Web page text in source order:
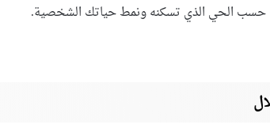
حسب الحي الذي تسكنه ونمط حياتك الشخصية.